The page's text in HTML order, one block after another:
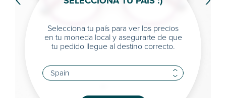
Selecciona tu país para ver los precios
en tu moneda local y asegurarte de que
tu pedido llegue al destino correcto.